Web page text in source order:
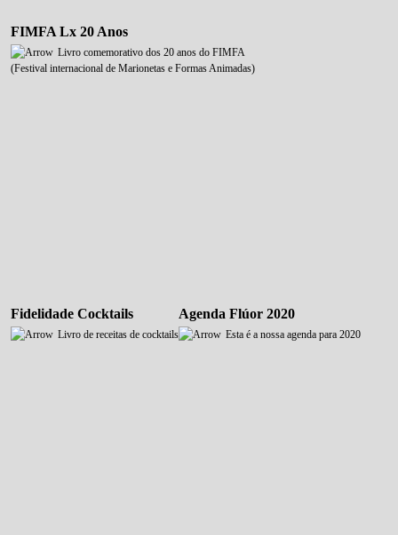
FIMFA Lx 20 Anos
Livro comemorativo dos 20 anos do FIMFA
(Festival internacional de Marionetas e Formas Animadas)
Fidelidade Cocktails
Livro de receitas de cocktails
Agenda Flúor 2020
Esta é a nossa agenda para 2020